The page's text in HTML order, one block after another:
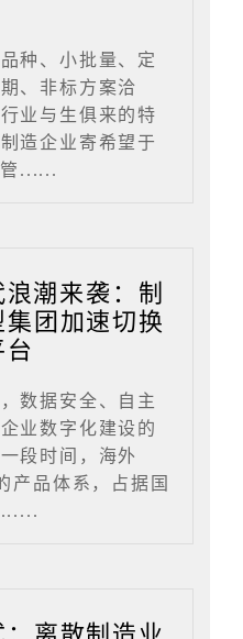
种、小批量、定
、非标方案洽
业与生俱来的特
造企业寄希望于
......
潮来袭：制
团加速切换
台
数据安全、自主
业数字化建设的
段时间，海外
产品体系，占据国